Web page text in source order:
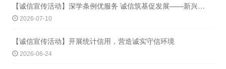
【诚信宣传活动】深学条例优服务 诚信筑基促发展——新兴街道开展市场经济诚信建设暨
2026-07-10
【诚信宣传活动】开展统计信用，营造诚实守信环境
2026-06-24